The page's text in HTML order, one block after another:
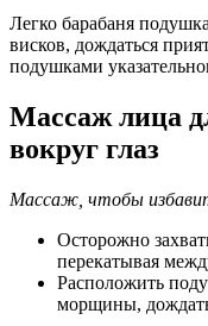
Легко барабаня
висков, дождаться
подушками
Массаж лица
вокруг глаз
Массаж, чтобы
Осторожно
перекатывая
Расположить
морщины,